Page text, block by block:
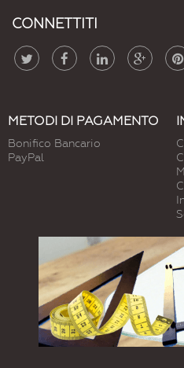
CONNETTITI
METODI DI PAGAMENTO
Bonifico Bancario
PayPal